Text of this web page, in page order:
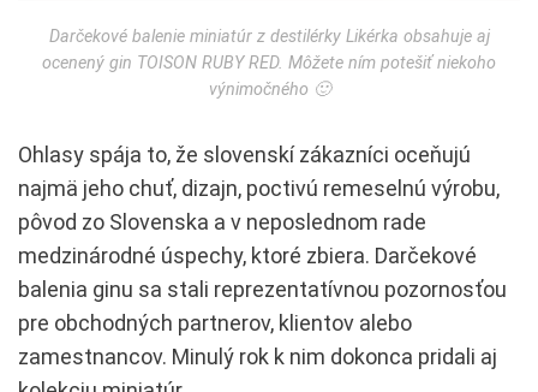
Darčekové balenie miniatúr z destilérky Likérka obsahuje aj
ocenený gin TOISON RUBY RED. Môžete ním potešiť niekoho
výnimočného 🙂
Ohlasy spája to, že slovenskí zákazníci oceňujú
najmä jeho chuť, dizajn, poctivú remeselnú výrobu,
pôvod zo Slovenska a v neposlednom rade
medzinárodné úspechy, ktoré zbiera. Darčekové
balenia ginu sa stali reprezentatívnou pozornosťou
pre obchodných partnerov, klientov alebo
zamestnancov. Minulý rok k nim dokonca pridali aj